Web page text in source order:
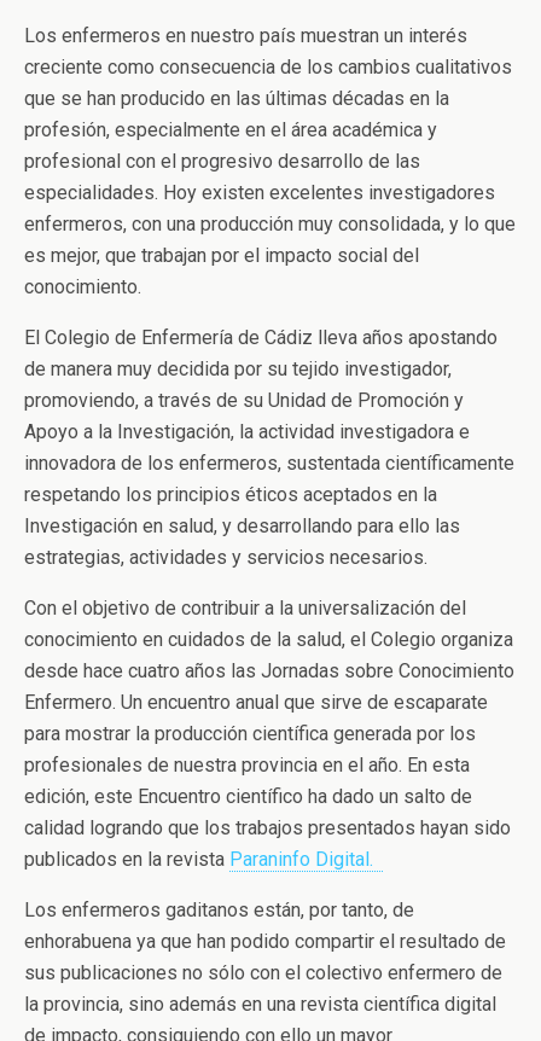
Los enfermeros en nuestro país muestran un interés
creciente como consecuencia de los cambios cualitativos
que se han producido en las últimas décadas en la
profesión, especialmente en el área académica y
profesional con el progresivo desarrollo de las
especialidades. Hoy existen excelentes investigadores
enfermeros, con una producción muy consolidada, y lo que
es mejor, que trabajan por el impacto social del
conocimiento.
El Colegio de Enfermería de Cádiz lleva años apostando
de manera muy decidida por su tejido investigador,
promoviendo, a través de su Unidad de Promoción y
Apoyo a la Investigación, la actividad investigadora e
innovadora de los enfermeros, sustentada científicamente
respetando los principios éticos aceptados en la
Investigación en salud, y desarrollando para ello las
estrategias, actividades y servicios necesarios.
Con el objetivo de contribuir a la universalización del
conocimiento en cuidados de la salud, el Colegio organiza
desde hace cuatro años las Jornadas sobre Conocimiento
Enfermero. Un encuentro anual que sirve de escaparate
para mostrar la producción científica generada por los
profesionales de nuestra provincia en el año. En esta
edición, este Encuentro científico ha dado un salto de
calidad logrando que los trabajos presentados hayan sido
publicados en la revista Paraninfo Digital.
Los enfermeros gaditanos están, por tanto, de
enhorabuena ya que han podido compartir el resultado de
sus publicaciones no sólo con el colectivo enfermero de
la provincia, sino además en una revista científica digital
de impacto, consiguiendo con ello un mayor